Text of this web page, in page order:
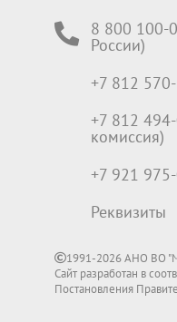
8 800 100-
России)
+7 812
+7 812
комиссия)
+7 921
Реквизиты
1991-2026 АНО ВО
Сайт разработан в
Постановления